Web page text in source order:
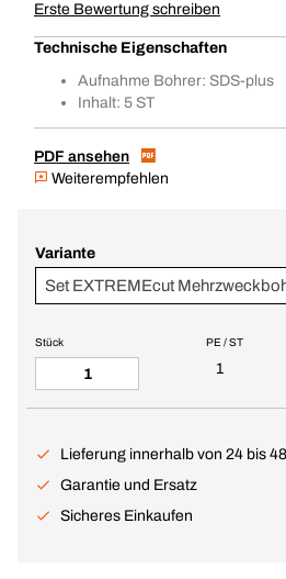
Erste Bewertung schreiben
Technische Eigenschaften
Aufnahme Bohrer: SDS-plus
Inhalt: 5 ST
PDF ansehen
Weiterempfehlen
Variante
PE / ST
1
Stück
Lieferung innerhalb von 24 bis
Garantie und Ersatz
Sicheres Einkaufen